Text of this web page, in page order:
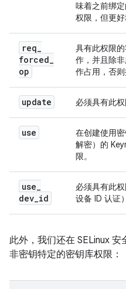
味着之前绑
权限，但更好
req_
forced_
op
具有此权限
作，并且除
作占用，否则
update 必须具有此
use
在创建使用密
解密）的
限。
use_
dev_id
必须具有此
设备 ID 认证
此外，我们还在 SELinux 安
非密钥特定的密钥库权限：